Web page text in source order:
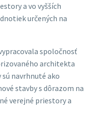
a vo vyšších
určených na
spoločnosť
architekta
navrhnuté ako
stavby s dôrazom na
verejné priestory a